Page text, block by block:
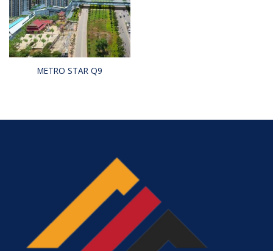
METRO STAR Q9